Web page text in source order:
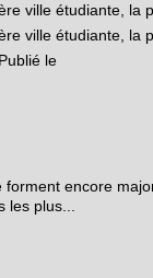
ville étudiante, la
ville étudiante, la
le
forment encore
plus...